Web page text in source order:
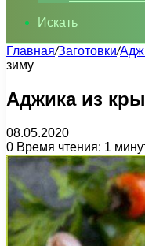
Искать
Главная/Заготовки/
зиму
Аджика из
08.05.2020
0 Время чтения: 1